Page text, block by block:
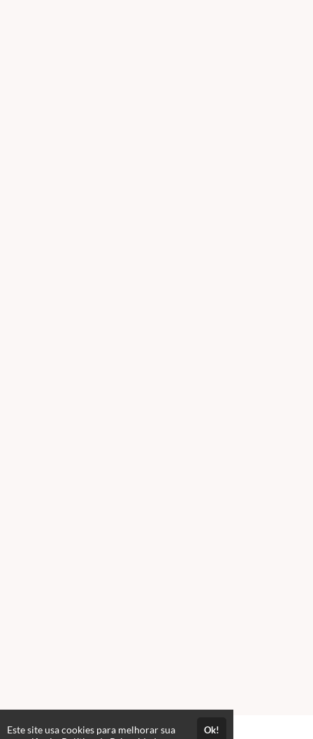
Este site usa cookies para melhorar sua
Ok!